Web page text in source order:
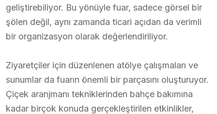
geliştirebiliyor. Bu yönüyle fuar, sadece görsel bir
şölen değil, aynı zamanda ticari açıdan da verimli
bir organizasyon olarak değerlendiriliyor.
Ziyaretçiler için düzenlenen atölye çalışmaları ve
sunumlar da fuarın önemli bir parçasını oluşturuyor.
Çiçek aranjmanı tekniklerinden bahçe bakımına
kadar birçok konuda gerçekleştirilen etkinlikler,